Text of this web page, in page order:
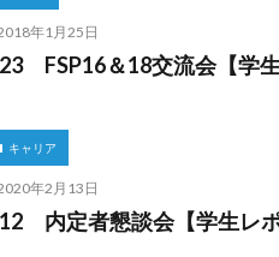
年1月25日
FSP16＆18交流会【学生
キャリア
年2月13日
内定者懇談会【学生レ